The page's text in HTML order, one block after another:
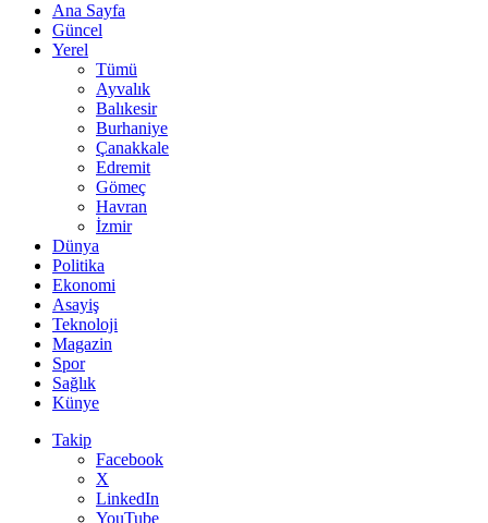
Ana Sayfa
Güncel
Yerel
Tümü
Ayvalık
Balıkesir
Burhaniye
Çanakkale
Edremit
Gömeç
Havran
İzmir
Dünya
Politika
Ekonomi
Asayiş
Teknoloji
Magazin
Spor
Sağlık
Künye
Takip
Facebook
X
LinkedIn
YouTube